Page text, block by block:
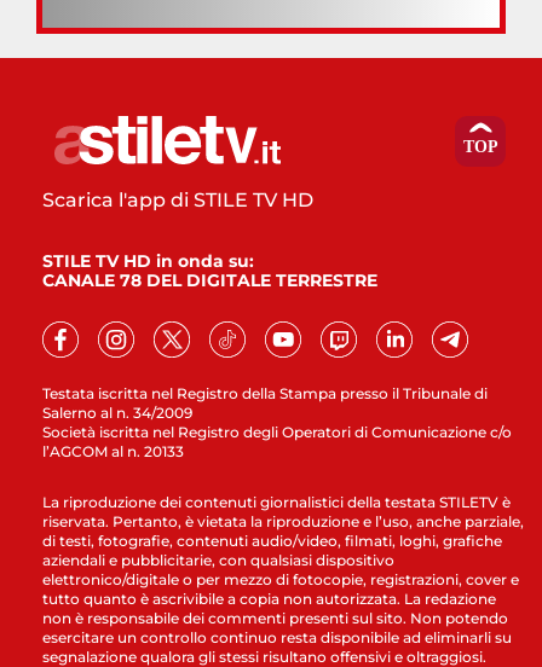
Testata iscritta nel Registro della Stampa presso il Tribunale di
Salerno al n. 34/2009
Società iscritta nel Registro degli Operatori di Comunicazione c/o
l’AGCOM al n. 20133
Scarica l'app di STILE TV HD
STILE TV HD in onda su:
CANALE 78 DEL DIGITALE TERRESTRE
La riproduzione dei contenuti giornalistici della testata STILETV è
riservata. Pertanto, è vietata la riproduzione e l’uso, anche parziale,
di testi, fotografie, contenuti audio/video, filmati, loghi, grafiche
aziendali e pubblicitarie, con qualsiasi dispositivo
elettronico/digitale o per mezzo di fotocopie, registrazioni, cover e
tutto quanto è ascrivibile a copia non autorizzata. La redazione
non è responsabile dei commenti presenti sul sito. Non potendo
esercitare un controllo continuo resta disponibile ad eliminarli su
segnalazione qualora gli stessi risultano offensivi e oltraggiosi.